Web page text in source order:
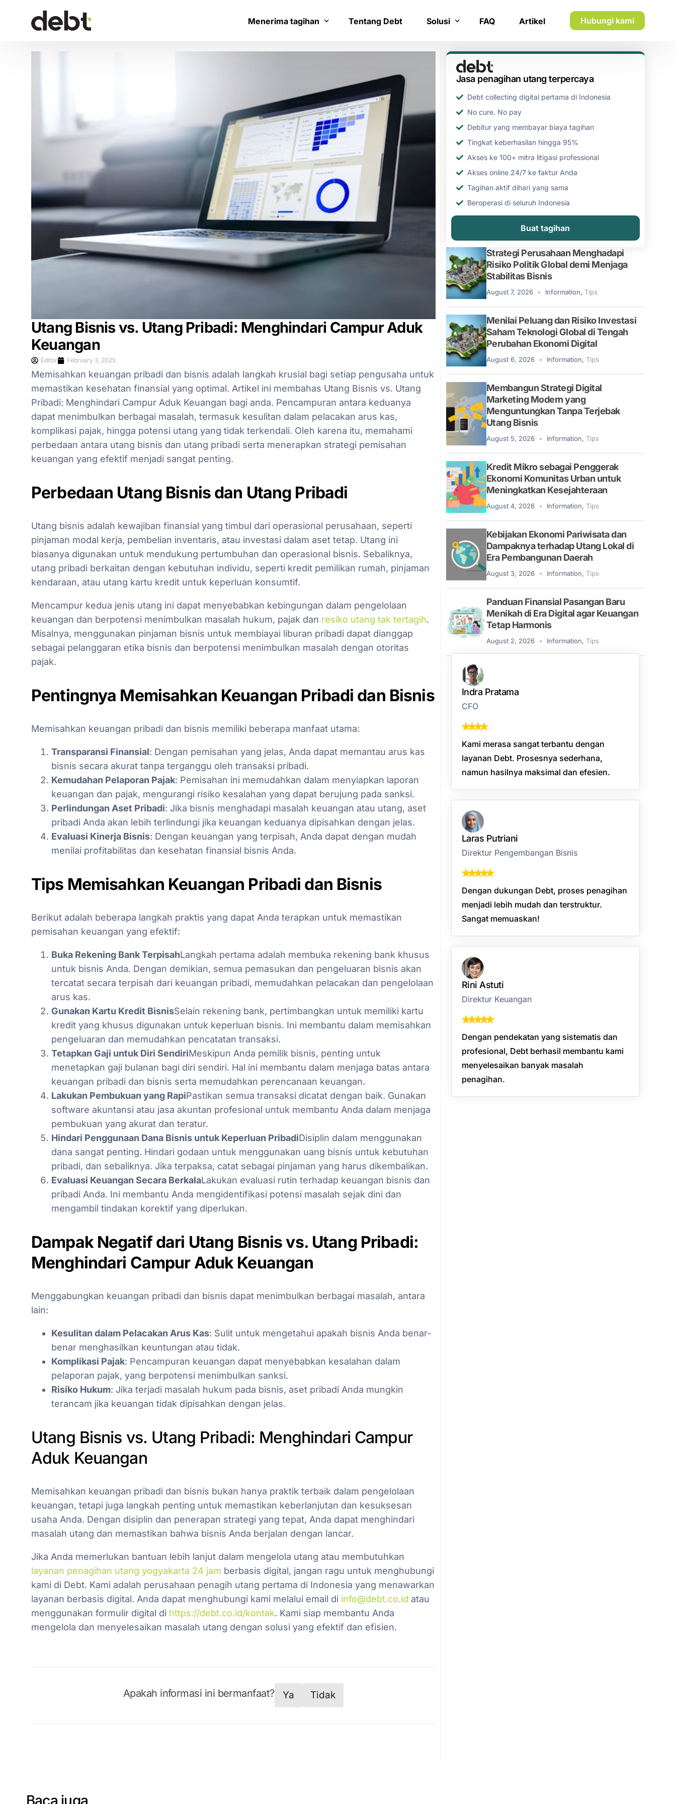
Menerima tagihan
Konfirmasi pembayaran
Tentang Debt Solusi
Layanan inkaso
FAQ Artikel Hubungi kami
Utang Bisnis vs. Utang Pribadi: Menghindari Campur Aduk
Keuangan
Editor February 3, 2025
Memisahkan keuangan pribadi dan bisnis adalah langkah krusial bagi setiap pengusaha untuk
memastikan kesehatan finansial yang optimal. Artikel ini membahas Utang Bisnis vs. Utang
Pribadi: Menghindari Campur Aduk Keuangan bagi anda. Pencampuran antara keduanya
dapat menimbulkan berbagai masalah, termasuk kesulitan dalam pelacakan arus kas,
komplikasi pajak, hingga potensi utang yang tidak terkendali. Oleh karena itu, memahami
perbedaan antara utang bisnis dan utang pribadi serta menerapkan strategi pemisahan
keuangan yang efektif menjadi sangat penting.
Perbedaan Utang Bisnis dan Utang Pribadi
Utang bisnis adalah kewajiban finansial yang timbul dari operasional perusahaan, seperti
pinjaman modal kerja, pembelian inventaris, atau investasi dalam aset tetap. Utang ini
biasanya digunakan untuk mendukung pertumbuhan dan operasional bisnis. Sebaliknya,
utang pribadi berkaitan dengan kebutuhan individu, seperti kredit pemilikan rumah, pinjaman
kendaraan, atau utang kartu kredit untuk keperluan konsumtif.
Mencampur kedua jenis utang ini dapat menyebabkan kebingungan dalam pengelolaan
keuangan dan berpotensi menimbulkan masalah hukum, pajak dan resiko utang tak tertagih.
Misalnya, menggunakan pinjaman bisnis untuk membiayai liburan pribadi dapat dianggap
sebagai pelanggaran etika bisnis dan berpotensi menimbulkan masalah dengan otoritas
pajak.
Pentingnya Memisahkan Keuangan Pribadi dan Bisnis
Memisahkan keuangan pribadi dan bisnis memiliki beberapa manfaat utama:
Transparansi Finansial: Dengan pemisahan yang jelas, Anda dapat memantau arus kas
bisnis secara akurat tanpa terganggu oleh transaksi pribadi.
Kemudahan Pelaporan Pajak: Pemisahan ini memudahkan dalam menyiapkan laporan
keuangan dan pajak, mengurangi risiko kesalahan yang dapat berujung pada sanksi.
Perlindungan Aset Pribadi: Jika bisnis menghadapi masalah keuangan atau utang, aset
pribadi Anda akan lebih terlindungi jika keuangan keduanya dipisahkan dengan jelas.
Evaluasi Kinerja Bisnis: Dengan keuangan yang terpisah, Anda dapat dengan mudah
menilai profitabilitas dan kesehatan finansial bisnis Anda.
Tips Memisahkan Keuangan Pribadi dan Bisnis
Berikut adalah beberapa langkah praktis yang dapat Anda terapkan untuk memastikan
pemisahan keuangan yang efektif:
Buka Rekening Bank TerpisahLangkah pertama adalah membuka rekening bank khusus
untuk bisnis Anda. Dengan demikian, semua pemasukan dan pengeluaran bisnis akan
tercatat secara terpisah dari keuangan pribadi, memudahkan pelacakan dan pengelolaan
arus kas.
Gunakan Kartu Kredit BisnisSelain rekening bank, pertimbangkan untuk memiliki kartu
kredit yang khusus digunakan untuk keperluan bisnis. Ini membantu dalam memisahkan
pengeluaran dan memudahkan pencatatan transaksi.
Tetapkan Gaji untuk Diri SendiriMeskipun Anda pemilik bisnis, penting untuk
menetapkan gaji bulanan bagi diri sendiri. Hal ini membantu dalam menjaga batas antara
keuangan pribadi dan bisnis serta memudahkan perencanaan keuangan.
Lakukan Pembukuan yang RapiPastikan semua transaksi dicatat dengan baik. Gunakan
software akuntansi atau jasa akuntan profesional untuk membantu Anda dalam menjaga
pembukuan yang akurat dan teratur.
Hindari Penggunaan Dana Bisnis untuk Keperluan PribadiDisiplin dalam menggunakan
dana sangat penting. Hindari godaan untuk menggunakan uang bisnis untuk kebutuhan
pribadi, dan sebaliknya. Jika terpaksa, catat sebagai pinjaman yang harus dikembalikan.
Evaluasi Keuangan Secara BerkalaLakukan evaluasi rutin terhadap keuangan bisnis dan
pribadi Anda. Ini membantu Anda mengidentifikasi potensi masalah sejak dini dan
mengambil tindakan korektif yang diperlukan.
Dampak Negatif dari Utang Bisnis vs. Utang Pribadi:
Menghindari Campur Aduk Keuangan
Menggabungkan keuangan pribadi dan bisnis dapat menimbulkan berbagai masalah, antara
lain:
Kesulitan dalam Pelacakan Arus Kas: Sulit untuk mengetahui apakah bisnis Anda benar-
benar menghasilkan keuntungan atau tidak.
Komplikasi Pajak: Pencampuran keuangan dapat menyebabkan kesalahan dalam
pelaporan pajak, yang berpotensi menimbulkan sanksi.
Risiko Hukum: Jika terjadi masalah hukum pada bisnis, aset pribadi Anda mungkin
terancam jika keuangan tidak dipisahkan dengan jelas.
Utang Bisnis vs. Utang Pribadi: Menghindari Campur
Aduk Keuangan
Memisahkan keuangan pribadi dan bisnis bukan hanya praktik terbaik dalam pengelolaan
keuangan, tetapi juga langkah penting untuk memastikan keberlanjutan dan kesuksesan
usaha Anda. Dengan disiplin dan penerapan strategi yang tepat, Anda dapat menghindari
masalah utang dan memastikan bahwa bisnis Anda berjalan dengan lancar.
Jika Anda memerlukan bantuan lebih lanjut dalam mengelola utang atau membutuhkan
layanan penagihan utang yogyakarta 24 jam berbasis digital, jangan ragu untuk menghubungi
kami di Debt. Kami adalah perusahaan penagih utang pertama di Indonesia yang menawarkan
layanan berbasis digital. Anda dapat menghubungi kami melalui email di info@debt.co.id atau
menggunakan formulir digital di https://debt.co.id/kontak. Kami siap membantu Anda
mengelola dan menyelesaikan masalah utang dengan solusi yang efektif dan efisien.
Apakah informasi ini bermanfaat? Ya Tidak
Jasa penagihan utang terpercaya
Debt collecting digital pertama di Indonesia
No cure. No pay
Debitur yang membayar biaya tagihan
Tingkat keberhasilan hingga 95%
Akses ke 100+ mitra litigasi professional
Akses online 24/7 ke faktur Anda
Tagihan aktif dihari yang sama
Beroperasi di seluruh Indonesia
Buat tagihan
Strategi Perusahaan Menghadapi
Risiko Politik Global demi Menjaga
Stabilitas Bisnis
August 7, 2026 Information, Tips
Menilai Peluang dan Risiko Investasi
Saham Teknologi Global di Tengah
Perubahan Ekonomi Digital
August 6, 2026 Information, Tips
Membangun Strategi Digital
Marketing Modern yang
Menguntungkan Tanpa Terjebak
Utang Bisnis
August 5, 2026 Information, Tips
Kredit Mikro sebagai Penggerak
Ekonomi Komunitas Urban untuk
Meningkatkan Kesejahteraan
August 4, 2026 Information, Tips
Kebijakan Ekonomi Pariwisata dan
Dampaknya terhadap Utang Lokal di
Era Pembangunan Daerah
August 3, 2026 Information, Tips
Panduan Finansial Pasangan Baru
Menikah di Era Digital agar Keuangan
Tetap Harmonis
August 2, 2026 Information, Tips
Indra Pratama
CFO
Kami merasa sangat terbantu dengan
layanan Debt. Prosesnya sederhana,
namun hasilnya maksimal dan efesien.
Laras Putriani
Direktur Pengembangan Bisnis
Dengan dukungan Debt, proses penagihan
menjadi lebih mudah dan terstruktur.
Sangat memuaskan!
Rini Astuti
Direktur Keuangan
Dengan pendekatan yang sistematis dan
profesional, Debt berhasil membantu kami
menyelesaikan banyak masalah
penagihan.
Baca juga